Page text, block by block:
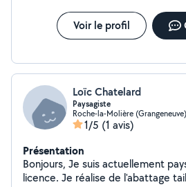
Voir le profil
Loïc Chatelard
Paysagiste
Roche-la-Molière (Grangeneuve)
1/5 (1 avis)
Présentation
Bonjours, Je suis actuellement paysagiste. J'ai une
licence. Je réalise de l'abattage